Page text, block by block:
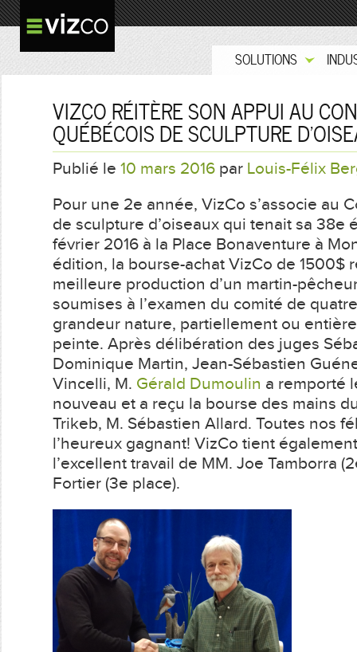
SOLUTIONS
VIZCO RÉITÈRE SON APPUI AU
QUÉBÉCOIS DE SCULPTURE
Publié le 10 mars 2016 par Louis-Félix
Pour une 2e année, VizCo s’associe au
de sculpture d’oiseaux qui tenait sa 38e
février 2016 à la Place Bonaventure à
édition, la bourse-achat VizCo de 1500$
meilleure production d’un martin-
soumises à l’examen du comité de
grandeur nature, partiellement ou
peinte. Après délibération des juges
Dominique Martin, Jean-Sébastien
Vincelli, M. Gérald Dumoulin a remporté
nouveau et a reçu la bourse des mains
Trikeb, M. Sébastien Allard. Toutes nos
l’heureux gagnant! VizCo tient
l’excellent travail de MM. Joe Tamborra
Fortier (3e place).